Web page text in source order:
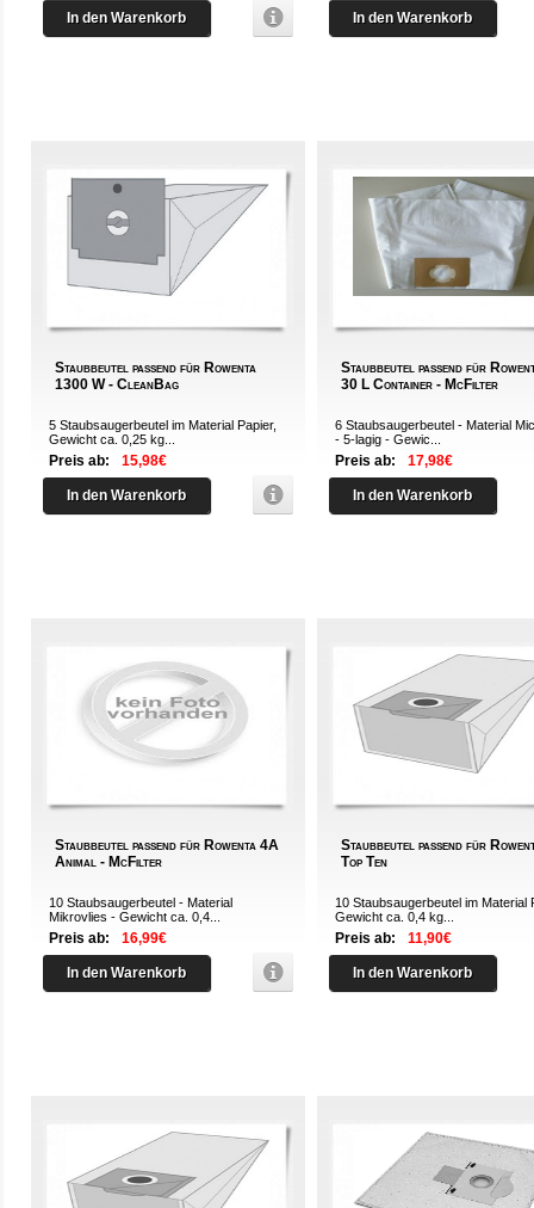
In den Warenkorb In den Warenkorb
Staubbeutel passend für Rowenta
1300 W - CleanBag
5 Staubsaugerbeutel im Material Papier,
Gewicht ca. 0,25 kg...
Preis ab: 15,98€
In den Warenkorb
Staubbeutel passend für
30 L Container - McFilter
6 Staubsaugerbeutel - Material
- 5-lagig - Gewic...
Preis ab: 17,98€
In den Warenkorb
Staubbeutel passend für Rowenta 4A
Animal - McFilter
10 Staubsaugerbeutel - Material
Mikrovlies - Gewicht ca. 0,4...
Preis ab: 16,99€
In den Warenkorb
Staubbeutel passend für
Top Ten
10 Staubsaugerbeutel im Material
Gewicht ca. 0,4 kg...
Preis ab: 11,90€
In den Warenkorb